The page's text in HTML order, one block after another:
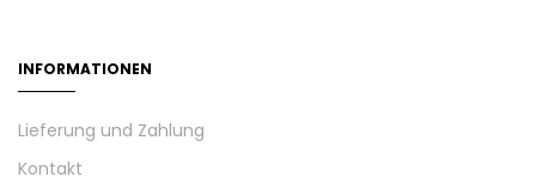
INFORMATIONEN
Lieferung und Zahlung
Kontakt